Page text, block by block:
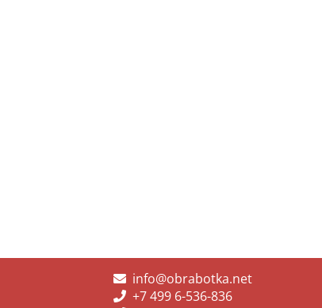
info@obrabotka.net
+7 499 6-536-836